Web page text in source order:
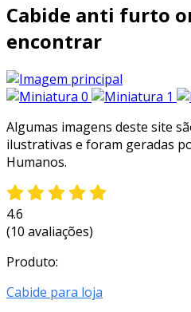
Cabide anti furto
encontrar
Algumas imagens deste site
ilustrativas e foram geradas
Humanos.
4.6
(10 avaliações)
Produto:
Cabide para loja